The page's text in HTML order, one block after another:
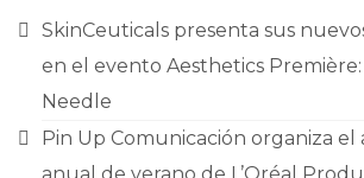
SkinCeuticals presenta sus
en el evento Aesthetics
Needle
Pin Up Comunicación organiza